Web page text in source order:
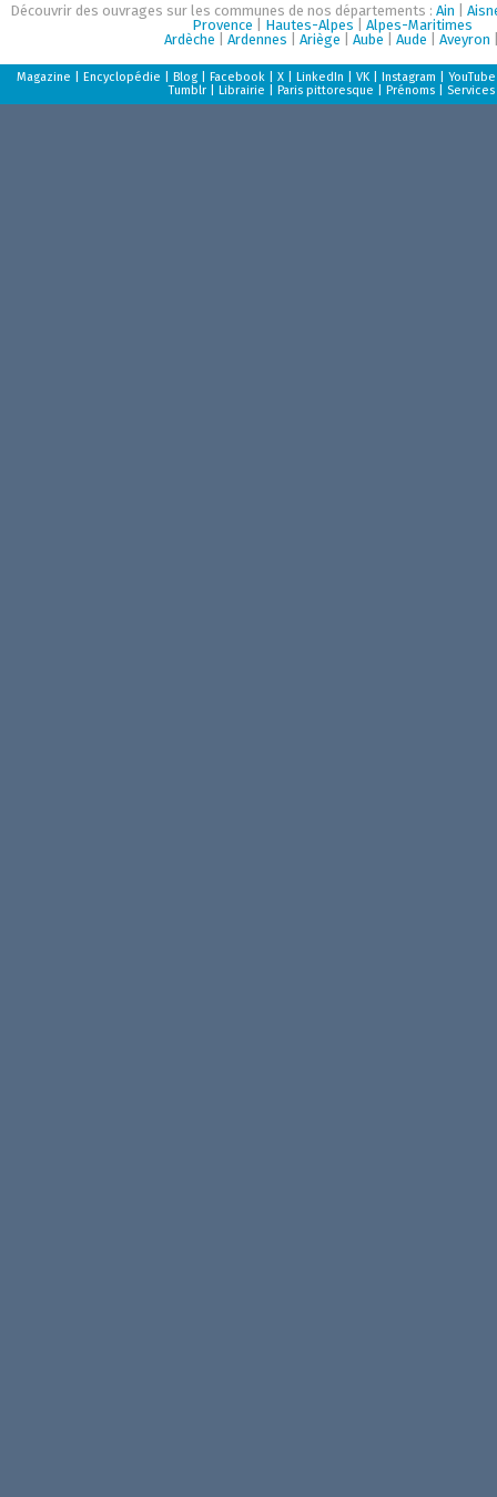
Découvrir des ouvrages sur les communes de nos départements :Ain |
Provence
Hautes-Alpes
Alpes-Maritimes
Ardèche |Ardennes |Ariège |Aube |Aude |Aveyron
Magazine |Encyclopédie |Blog |Facebook |X |LinkedIn |VK |Instagram |YouTube
Tumblr |Librairie |Paris pittoresque |Prénoms Services